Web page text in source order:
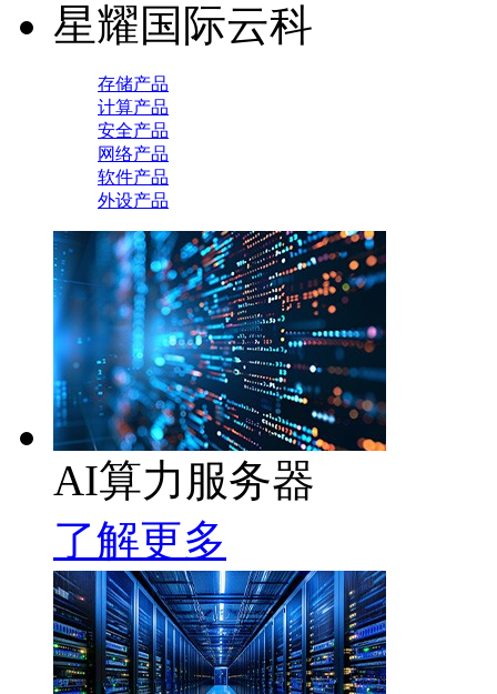
星耀国际云科
存储产品
计算产品
安全产品
网络产品
软件产品
外设产品
AI算力服务器
了解更多